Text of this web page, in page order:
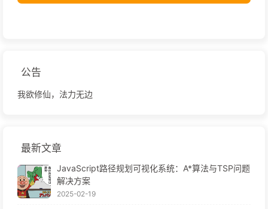
公告
我欲修仙，法力无边
最新文章
JavaScript路径规划可视化系统：A*算法与TSP问题
解决方案
2025-02-19